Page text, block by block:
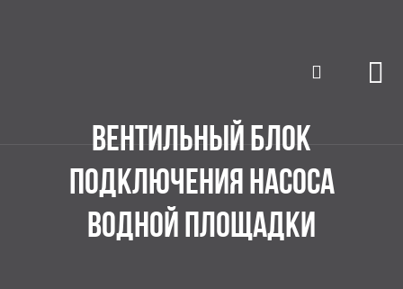
ВЕНТИЛЬНЫЙ БЛОК
ПОДКЛЮЧЕНИЯ НАСОСА
ВОДНОЙ ПЛОЩАДКИ